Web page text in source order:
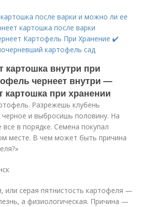
после варки и можно ли ее
картошка после варки
Картофель При Хранение ✔️
картофель сад
картошка внутри при
чернеет внутри —
картошка при хранении
Разрежешь клубень
и выбросишь половину. На
в порядке. Семена покупал
месте. В чем может быть причина
или серая пятнистость картофеля —
а физиологическая. Причина —